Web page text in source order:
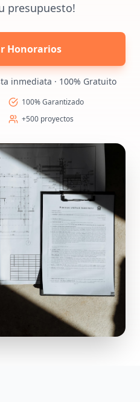
presupuesto!
Honorarios
inmediata · 100% Gratuito
100% Garantizado
+500 proyectos